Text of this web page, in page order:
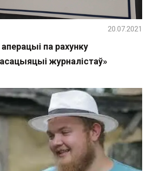
па рахунку
журналістаў»
20.07.2021